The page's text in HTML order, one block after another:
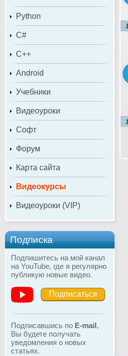
Python
C#
C++
Android
Учебники
Видеоуроки
Софт
Форум
Карта сайта
Видеокурсы
Видеоуроки (VIP)
Подписка
Подпишитесь на мой канал
на YouTube, где я регулярно
публикую новые видео.
Подписаться
Подписавшись по E-mail,
Вы будете получать
уведомления о новых
статьях.